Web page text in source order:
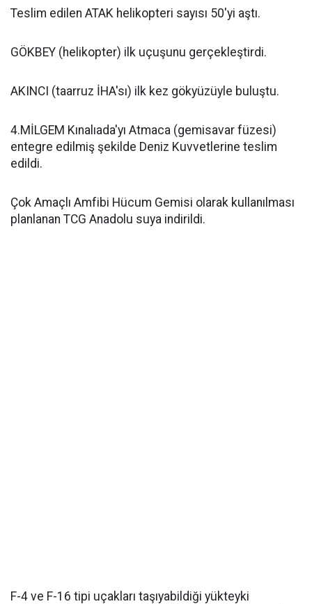
Teslim edilen ATAK helikopteri sayısı 50'yi aştı.
GÖKBEY (helikopter) ilk uçuşunu gerçekleştirdi.
AKINCI (taarruz İHA'sı) ilk kez gökyüzüyle buluştu.
4.MİLGEM Kınalıada'yı Atmaca (gemisavar füzesi)
entegre edilmiş şekilde Deniz Kuvvetlerine teslim
edildi.
Çok Amaçlı Amfibi Hücum Gemisi olarak kullanılması
planlanan TCG Anadolu suya indirildi.
F-4 ve F-16 tipi uçakları taşıyabildiği yükteyki